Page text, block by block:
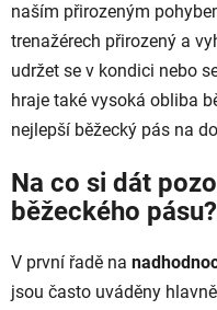
naším přirozeným
trenažérech přirozený a
udržet se v kondici nebo
hraje také vysoká obliba
nejlepší běžecký pás na
Na co si dát
běžeckého pásu?
V první řadě na
jsou často uváděny